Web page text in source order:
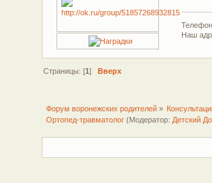
Наш
Страницы: [1] Вверх
Форум воронежских родителей»
Ортопед-травматолог (Модератор: Детский